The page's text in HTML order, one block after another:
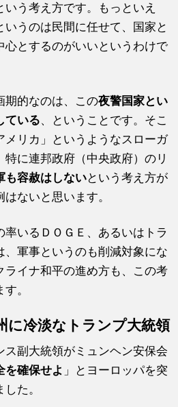
う考え方です。もっといえ
いうのは民間に任せて、国家と
心とするのがいいというわけで
期的なのは、この夜警国家とい
ている、ということです。そこ
メリカ」というようなスローガ
特に連邦政府（中央政府）のリ
も容赦はしないという考え方が
ないと思います。
いるＤＯＧＥ、あるいはトラ
、軍事というのも削減対象にな
ライナ和平の進め方も、この考
。
に冷淡なトランプ大統領
ス副大統領がミュンヘン安保会
を確保せよ 」とヨーロッパを突
た。